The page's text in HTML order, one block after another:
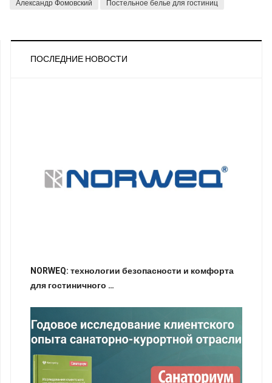
Александр Фомовский Постельное белье для гостиниц
ПОСЛЕДНИЕ НОВОСТИ
NORWEQ: технологии безопасности и комфорта
для гостиничного …